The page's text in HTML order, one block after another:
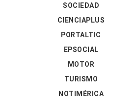
SOCIEDAD
CIENCIAPLUS
PORTALTIC
EPSOCIAL
MOTOR
TURISMO
NOTIMÉRICA